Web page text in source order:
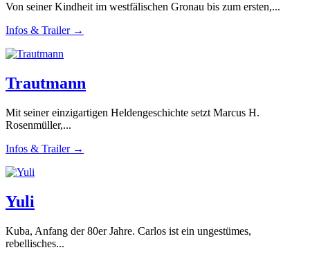
Von seiner Kindheit im westfälischen Gronau bis zum ersten,...
Infos & Trailer →
Trautmann
Mit seiner einzigartigen Heldengeschichte setzt Marcus H.
Rosenmüller,...
Infos & Trailer →
Yuli
Kuba, Anfang der 80er Jahre. Carlos ist ein ungestümes,
rebellisches...